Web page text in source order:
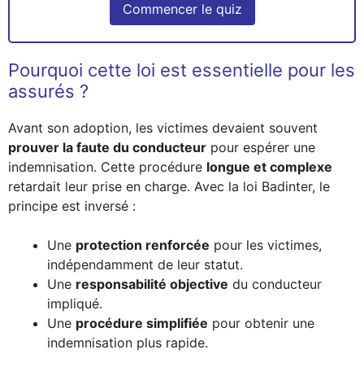
Commencer le quiz
Pourquoi cette loi est essentielle pour les
assurés ?
Avant son adoption, les victimes devaient souvent
prouver la faute du conducteur pour espérer une
indemnisation. Cette procédure longue et complexe
retardait leur prise en charge. Avec la loi Badinter, le
principe est inversé :
Une protection renforcée pour les victimes,
indépendamment de leur statut.
Une responsabilité objective du conducteur
impliqué.
Une procédure simplifiée pour obtenir une
indemnisation plus rapide.